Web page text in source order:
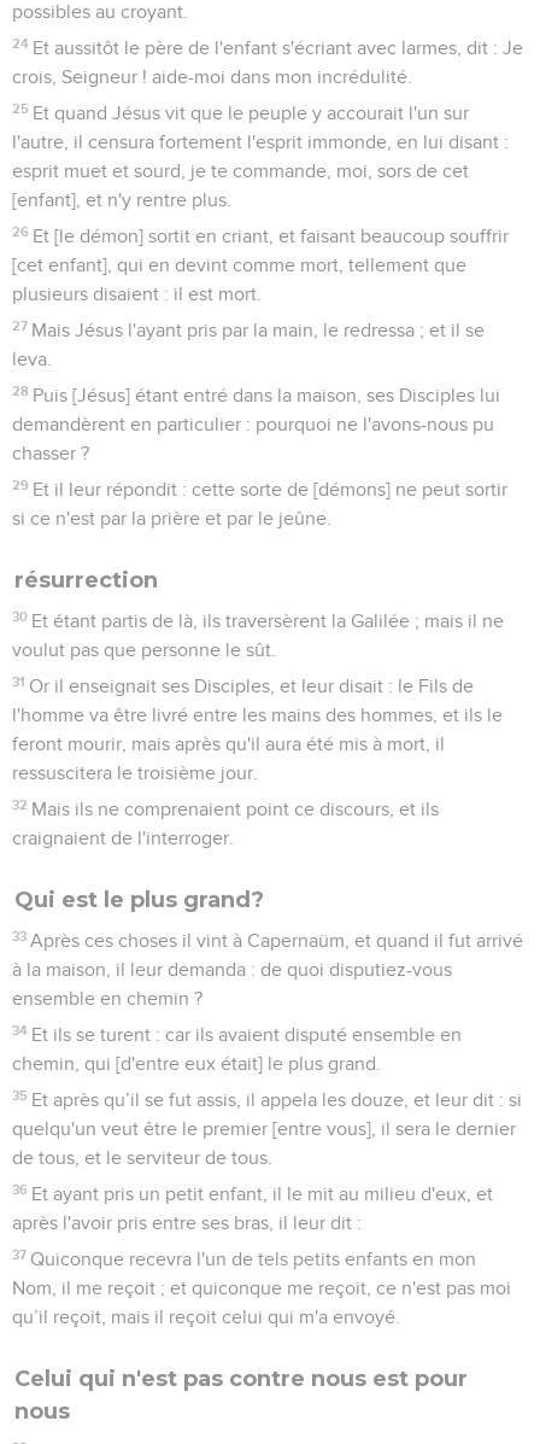
possibles au croyant.
24 Et aussitôt le père de l'enfant s'écriant avec larmes, dit : Je
crois, Seigneur ! aide-moi dans mon incrédulité.
25 Et quand Jésus vit que le peuple y accourait l'un sur
l'autre, il censura fortement l'esprit immonde, en lui disant :
esprit muet et sourd, je te commande, moi, sors de cet
[enfant], et n'y rentre plus.
26 Et [le démon] sortit en criant, et faisant beaucoup souffrir
[cet enfant], qui en devint comme mort, tellement que
plusieurs disaient : il est mort.
27 Mais Jésus l'ayant pris par la main, le redressa ; et il se
leva.
28 Puis [Jésus] étant entré dans la maison, ses Disciples lui
demandèrent en particulier : pourquoi ne l'avons-nous pu
chasser ?
29 Et il leur répondit : cette sorte de [démons] ne peut sortir
si ce n'est par la prière et par le jeûne.
résurrection
30 Et étant partis de là, ils traversèrent la Galilée ; mais il ne
voulut pas que personne le sût.
31 Or il enseignait ses Disciples, et leur disait : le Fils de
l'homme va être livré entre les mains des hommes, et ils le
feront mourir, mais après qu'il aura été mis à mort, il
ressuscitera le troisième jour.
32 Mais ils ne comprenaient point ce discours, et ils
craignaient de l'interroger.
Qui est le plus grand?
33 Après ces choses il vint à Capernaüm, et quand il fut arrivé
à la maison, il leur demanda : de quoi disputiez-vous
ensemble en chemin ?
34 Et ils se turent : car ils avaient disputé ensemble en
chemin, qui [d'entre eux était] le plus grand.
35 Et après qu’il se fut assis, il appela les douze, et leur dit : si
quelqu'un veut être le premier [entre vous], il sera le dernier
de tous, et le serviteur de tous.
36 Et ayant pris un petit enfant, il le mit au milieu d'eux, et
après l'avoir pris entre ses bras, il leur dit :
37 Quiconque recevra l'un de tels petits enfants en mon
Nom, il me reçoit ; et quiconque me reçoit, ce n'est pas moi
qu’il reçoit, mais il reçoit celui qui m'a envoyé.
Celui qui n'est pas contre nous est pour
nous